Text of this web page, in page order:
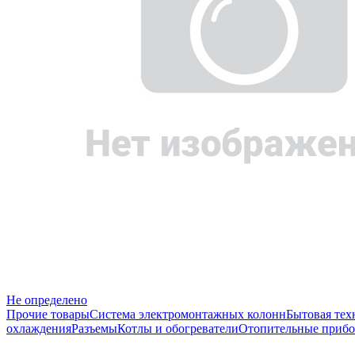
Не определено
Прочие товарыСистема электромонтажных колоннБытовая
охлажденияРазъемыКотлы и обогревателиОтопительные